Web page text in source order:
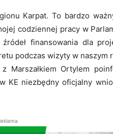
Karpat. To bardzo
codziennej pracy w
finansowania dla
podczas wizyty w naszym
Ortylem
KE niezbędny oficjalny